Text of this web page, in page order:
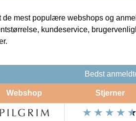
de mest populære webshops og
kundeservice,
Bedst
Webshop Stjerner